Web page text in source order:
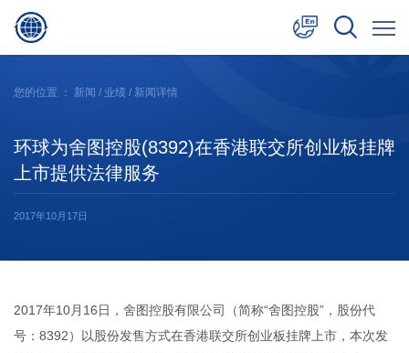
日本語
您的位置 ： 新闻 / 业绩 / 新闻详情
环球为舍图控股(8392)在香港联交所创业板挂牌
上市提供法律服务
2017年10月17日
2017年10月16日，舍图控股有限公司（简称“舍图控股”，股份代
号：8392）以股份发售方式在香港联交所创业板挂牌上市，本次发